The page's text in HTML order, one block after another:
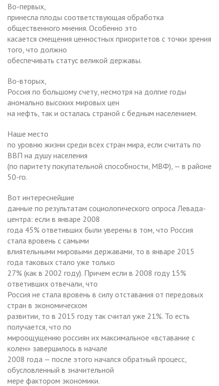
Во-первых,
принесла плоды соответствующая обработка
общественного мнения. Особенно это
касается смещения ценностных приоритетов с точки зрения
того, что должно
обеспечивать статус великой державы.
Во-вторых,
Россия по большому счету, несмотря на долгие годы
аномально высоких мировых цен
на нефть, так и осталась страной с бедным населением.
Наше место
по уровню жизни среди всех стран мира, если считать по
ВВП на душу населения
(по паритету покупательной способности, МВФ), — в районе
50-го.
Вот интереснейшие
данные по результатам социологического опроса Левада-
центра: если в январе 2008
года 45% ответивших были уверены в том, что Россия
стала вровень с самыми
влиятельными мировыми державами, то в январе 2015
года таковых стало уже только
27% (как в 2002 году). Причем если в 2008 году 15%
ответивших отвечали, что
Россия не стала вровень в силу отставания от передовых
стран в экономическом
развитии, то в 2015 году так считал уже 21%. То есть
получается, что по
мироощущению россиян их максимальное «вставание с
колен» завершилось в начале
2008 года — после этого начался обратный процесс,
обусловленный в значительной
мере фактором экономики.